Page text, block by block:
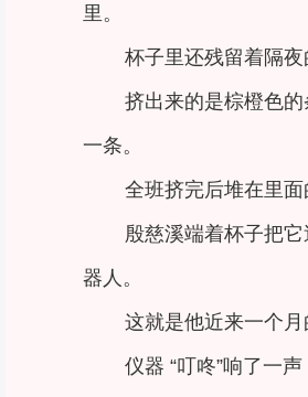
里。
杯子里还残留着隔
挤出来的是棕橙色
一条。
全班挤完后堆在里
殷慈溪端着杯子把
器人。
这就是他近来一个
仪器 “叮咚”响了一